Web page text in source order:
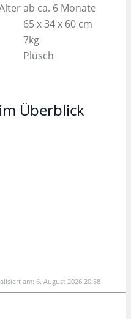
ab ca. 6 Monate
65 x 34 x 60 cm
7kg
Plüsch
Überblick
am: 6. August 2026 20:58